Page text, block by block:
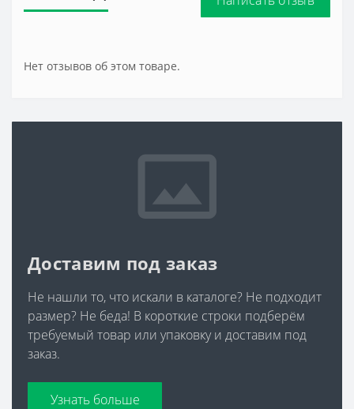
Нет отзывов об этом товаре.
Доставим под заказ
Не нашли то, что искали в каталоге? Не подходит
размер? Не беда! В короткие строки подберём
требуемый товар или упаковку и доставим под
заказ.
Узнать больше